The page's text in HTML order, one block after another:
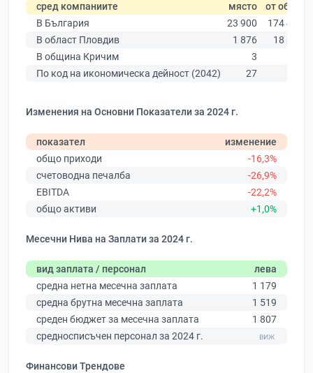
сред компаниите място от общо
В България
23 900
174 403
В област Пловдив
1 876
18 305
В община Кричим
3
По код на икономическа дейност (2042)
27
Изменения на Основни Показатели за 2024 г.
показател
изменение
общо приходи
-16,3%
счетоводна печалба
-26,9%
EBITDA
-22,2%
общо активи
+1,0%
Месечни Нива на Заплати за 2024 г.
вид заплата / персонал
лева
средна нетна месечна заплата
1 179
средна брутна месечна заплата
1 519
среден бюджет за месечна заплата
1 807
средносписъчен персонал за 2024 г.
Финансови Трендове